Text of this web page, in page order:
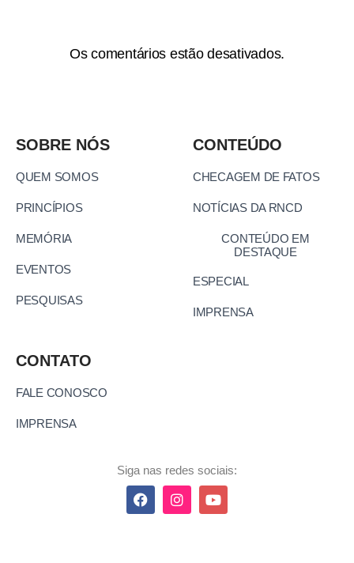
Os comentários estão desativados.
SOBRE NÓS
QUEM SOMOS
PRINCÍPIOS
MEMÓRIA
EVENTOS
PESQUISAS
CONTEÚDO
CHECAGEM DE FATOS
NOTÍCIAS DA RNCD
CONTEÚDO EM
DESTAQUE
ESPECIAL
IMPRENSA
CONTATO
FALE CONOSCO
IMPRENSA
Siga nas redes sociais: